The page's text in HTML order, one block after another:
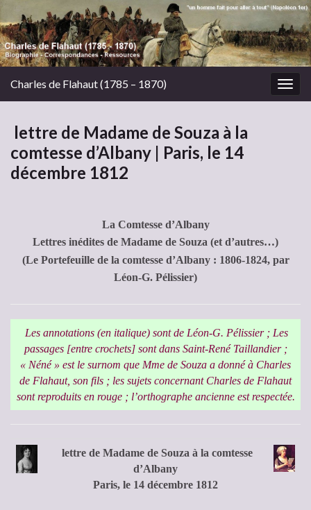
Charles de Flahaut (1785 – 1870)
lettre de Madame de Souza à la
comtesse d’Albany | Paris, le 14
décembre 1812
La Comtesse d’Albany
Lettres inédites de Madame de Souza (et d’autres…)
(Le Portefeuille de la comtesse d’Albany : 1806-1824, par
Léon-G. Pélissier)
Les annotations (en italique) sont de Léon-G. Pélissier ; Les
passages [entre crochets] sont dans Saint-René Taillandier ;
« Néné » est le surnom que Mme de Souza a donné à Charles
de Flahaut, son fils ; les sujets concernant Charles de Flahaut
sont reproduits en rouge ; l’orthographe ancienne est respectée.
lettre de Madame de Souza à la comtesse
d’Albany
Paris, le 14 décembre 1812